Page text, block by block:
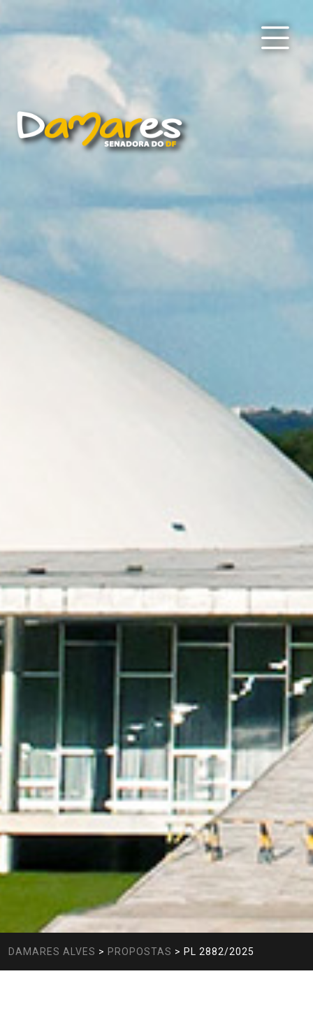
DAMARES ALVES > PROPOSTAS > PL 2882/2025